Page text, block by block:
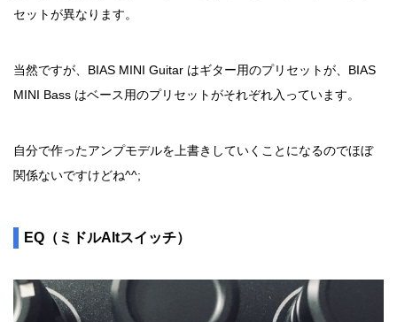
セットが異なります。
当然ですが、BIAS MINI Guitar はギター用のプリセットが、BIAS
MINI Bass はベース用のプリセットがそれぞれ入っています。
自分で作ったアンプモデルを上書きしていくことになるのでほぼ
関係ないですけどね^^;
EQ（ミドルAltスイッチ）